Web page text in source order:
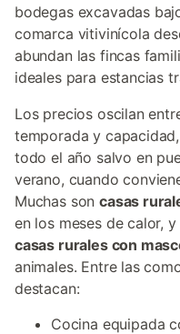
bodegas excavadas
comarca vitivinícola
abundan las fincas
ideales para estancias
Los precios oscilan
temporada y
todo el año salvo en
verano, cuando
Muchas soncasas
en los meses de calor,
casas rurales con
animales. Entre las
destacan:
Cocina equipada